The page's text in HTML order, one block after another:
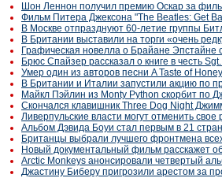
Шон Леннон получил премию Оскар за
Фильм Питера Джексона "The Beatles: Get
В Москве отпразднуют 60-летие группы
В Британии выставили на торги «очень
Графическая новелла о Брайане Эпстайне
Брюс Спайзер рассказал о книге в честь
Умер один из авторов песни A Taste of Honey
В Британии и Италии запустили акцию по
Майкл Пэйлин из Monty Python скорбит по
Скончался клавишник Three Dog Night
Ливерпульские власти могут отменить
Альбом Дэвида Боуи стал первым в 21
Британцы выбрали лучшего фронтмена
Новый документальный фильм расскажет
Arctic Monkeys анонсировали четвертый
Джастину Биберу пригрозили арестом за